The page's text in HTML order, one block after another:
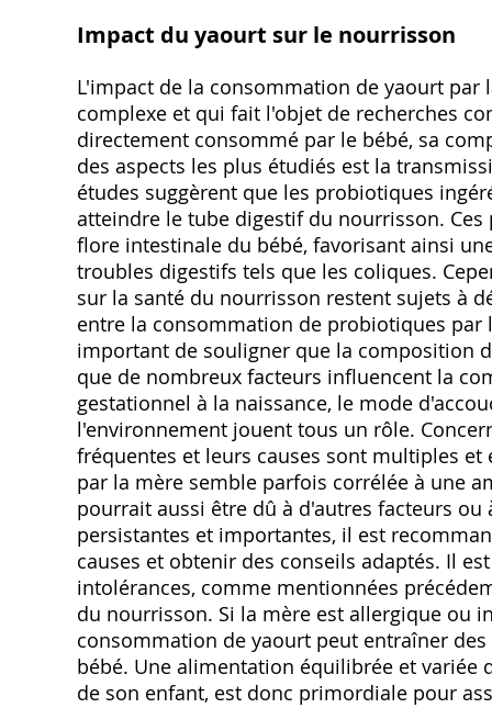
Impact du yaourt sur le nourrisson
L'impact de la consommation de yaourt
complexe et qui fait l'objet de recherches
directement consommé par le bébé‚ sa
des aspects les plus étudiés est la
études suggèrent que les probiotiques
atteindre le tube digestif du nourrisson.
flore intestinale du bébé‚ favorisant ainsi
troubles digestifs tels que les coliques.
sur la santé du nourrisson restent sujets à
entre la consommation de probiotiques par
important de souligner que la composition
que de nombreux facteurs influencent la
gestationnel à la naissance‚ le mode
l'environnement jouent tous un rôle.
fréquentes et leurs causes sont multiples
par la mère semble parfois corrélée à une
pourrait aussi être dû à d'autres facteurs
persistantes et importantes‚ il est
causes et obtenir des conseils adaptés. Il
intolérances‚ comme mentionnées
du nourrisson. Si la mère est allergique ou
consommation de yaourt peut entraîner
bébé. Une alimentation équilibrée et variée
de son enfant‚ est donc primordiale pour